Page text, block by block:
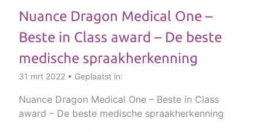
Nuance Dragon Medical One –
Beste in Class award – De beste
medische spraakherkenning
31 mrt 2022 • Geplaatst in:
Nuance Dragon Medical One – Beste in Class
award – De beste medische spraakherkenning